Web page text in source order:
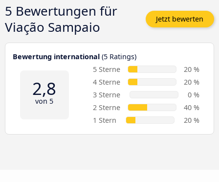
5 Bewertungen für
Viação Sampaio
Jetzt bewerten
Bewertung international (5 Ratings)
2,8
von 5
5 Sterne
20 %
4 Sterne
20 %
3 Sterne
0 %
2 Sterne
40 %
1 Stern
20 %